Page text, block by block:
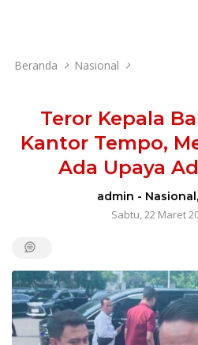
Beranda Nasional
Teror Kepala
Kantor Tempo,
Ada Upaya
admin - Nasional,
Sabtu, 22 Maret